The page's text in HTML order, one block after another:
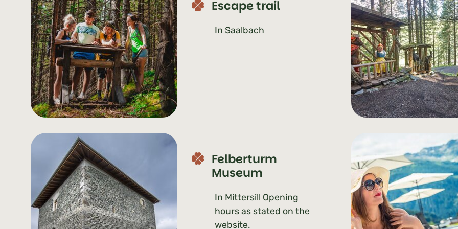
Escape trail
In Saalbach
Felberturm
Museum
In Mittersill Opening
hours as stated on the
website.